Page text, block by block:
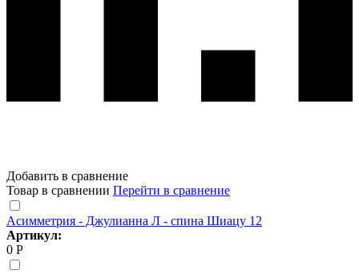
Добавить в сравнение
Товар в сравнении Перейти в сравнение
Асимметрия - Джулианна Л - спина Шиацу 12
Артикул:
0 Р